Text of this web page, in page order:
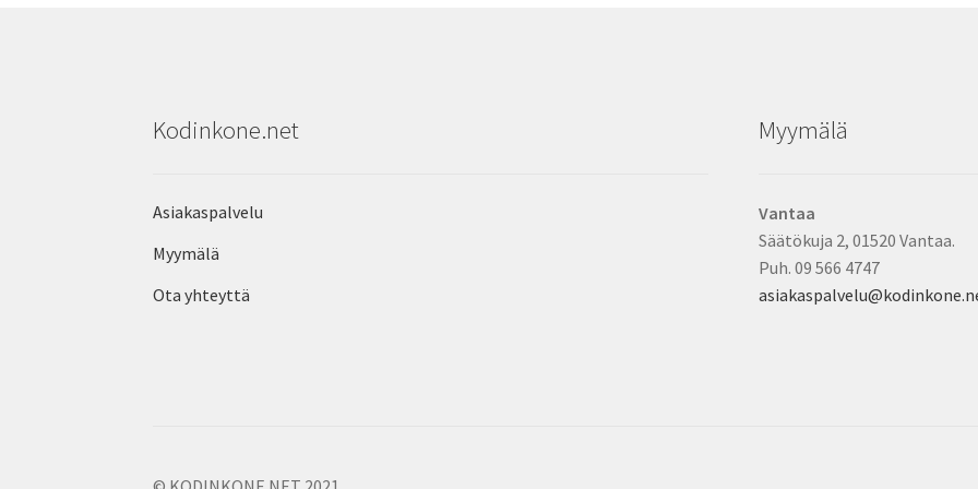
Kodinkone.net
Asiakaspalvelu
Myymälä
Ota yhteyttä
Myymälä
Vantaa
Säätökuja 2, 01520 Vantaa.
Puh. 09 566 4747